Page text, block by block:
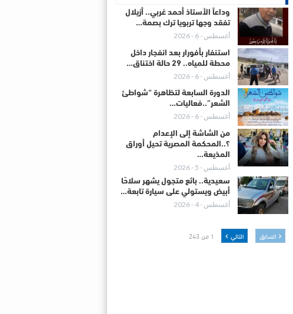
وداعاً الأستاذ أحمد غربي.. أزيلال
تفقد وجها تربويا ترك بصمة…
أغسطس - 6 - 2026
استنفار بأفورار بعد انفجار داخل
محطة للمياه.. 29 حالة اختناق…
أغسطس - 6 - 2026
الدورة السابعة لتظاهرة “شواطئ
الشعر”..فعاليات…
أغسطس - 6 - 2026
من الشاشة إلى الإعدام
؟..المحكمة المصرية تحيل أوراق
المذيعة…
أغسطس - 5 - 2026
سعيدية.. بائع متجول يشهر سلاحًا
أبيض ويستولي على سيارة تابعة…
أغسطس - 4 - 2026
السابق التالي 1 من 243